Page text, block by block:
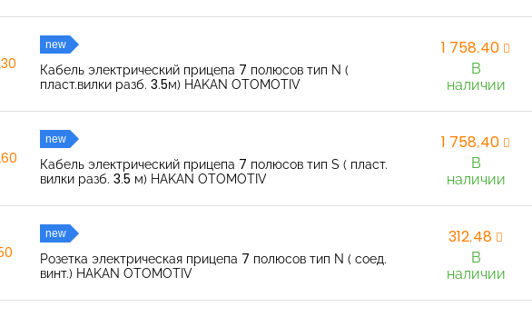
new
Кабель электрический прицепа 7 полюсов тип N (
пласт.вилки разб. 3.5м) HAKAN OTOMOTIV
1 758,40
В
наличии
new
Кабель электрический прицепа 7 полюсов тип S ( пласт.
вилки разб. 3.5 м) HAKAN OTOMOTIV
1 758,40
В
наличии
new
Розетка электрическая прицепа 7 полюсов тип N ( соед.
винт.) HAKAN OTOMOTIV
312,48
В
наличии